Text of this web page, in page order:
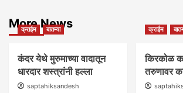
More News
क्राईम बातम्या
कंदर येथे मुरुमाच्या वादातून
धारदार शस्त्रांनी हल्ला
saptahiksandesh
क्राईम
किरकोळ
तरुणावर